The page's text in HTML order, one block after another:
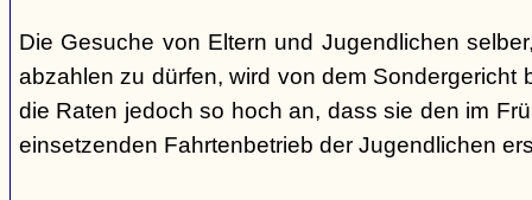
Die Gesuche von Eltern und Jugendlichen
abzahlen zu dürfen, wird von dem Sondergericht
die Raten jedoch so hoch an, dass sie den im
einsetzenden Fahrtenbetrieb der Jugendlichen